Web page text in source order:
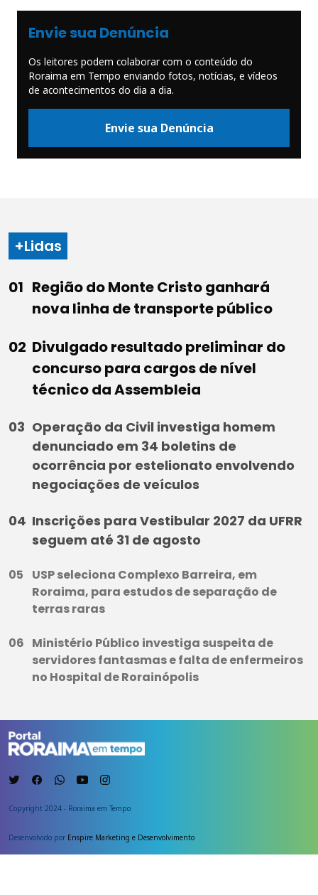
Envie sua Denúncia
Os leitores podem colaborar com o conteúdo do
Roraima em Tempo enviando fotos, notícias, e vídeos
de acontecimentos do dia a dia.
Envie sua Denúncia
+Lidas
Região do Monte Cristo ganhará
nova linha de transporte público
Divulgado resultado preliminar do
concurso para cargos de nível
técnico da Assembleia
Operação da Civil investiga homem
denunciado em 34 boletins de
ocorrência por estelionato envolvendo
negociações de veículos
Inscrições para Vestibular 2027 da UFRR
seguem até 31 de agosto
USP seleciona Complexo Barreira, em
Roraima, para estudos de separação de
terras raras
Ministério Público investiga suspeita de
servidores fantasmas e falta de enfermeiros
no Hospital de Rorainópolis
Copyright 2024 - Roraima em Tempo
Desenvolvido por Enspire Marketing e Desenvolvimento